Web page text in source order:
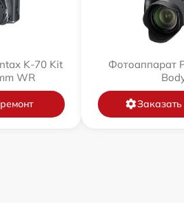
K-70 Kit
WR
Фотоаппарат